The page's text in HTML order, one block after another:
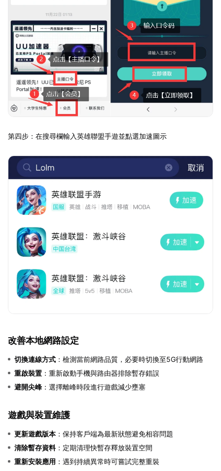
第四步：在搜尋欄輸入英雄聯盟手遊並點選加速圖示
改善本地網路設定
切換連線方式 ：檢測當前網路品質，必要時切換至5G行動網路
重啟裝置 ：重新啟動手機與路由器排除暫存錯誤
避開尖峰 ：選擇離峰時段進行遊戲減少壅塞
遊戲與裝置維護
更新遊戲版本：保持客戶端為最新狀態避免相容問題
清除暫存資料：定期清理快暫存釋放裝置空間
重新安裝應用 ：遇到持續異常時可嘗試完整重裝